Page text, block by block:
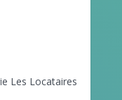
Les Locataires